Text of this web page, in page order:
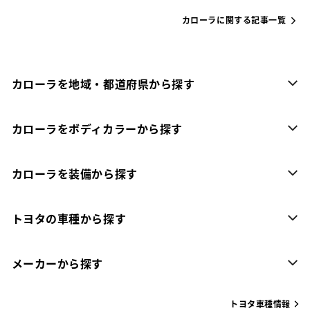
カローラに関する記事一覧
カローラを地域・都道府県から探す
カローラをボディカラーから探す
カローラを装備から探す
トヨタの車種から探す
メーカーから探す
トヨタ車種情報